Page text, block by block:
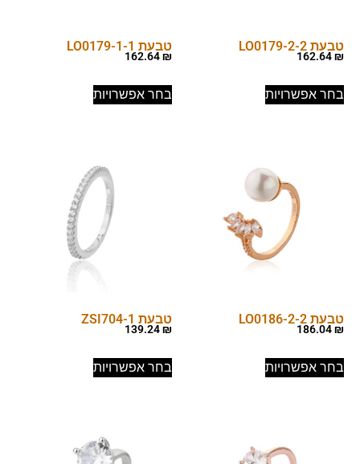
טבעת LO0179-2-2
162.64₪
בחר אפשרויות
טבעת LO0179-1-1
162.64₪
בחר אפשרויות
טבעת LO0186-2-2
186.04₪
בחר אפשרויות
טבעת ZSI704-1
139.24₪
בחר אפשרויות